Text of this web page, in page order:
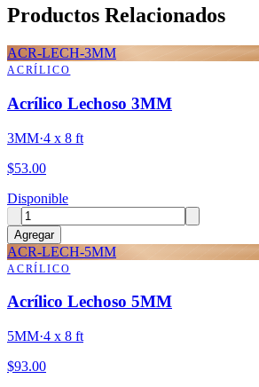
Productos Relacionados
ACR-LECH-3MM
ACRÍLICO
Acrílico Lechoso 3MM
3MM·4 x 8 ft
$53.00
Disponible
Agregar
ACR-LECH-5MM
ACRÍLICO
Acrílico Lechoso 5MM
5MM·4 x 8 ft
$93.00